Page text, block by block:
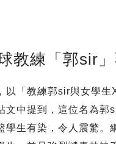
教練「郭sir
以「教練郭sir與女學
文中提到，這位名為
學生有染，令人震驚